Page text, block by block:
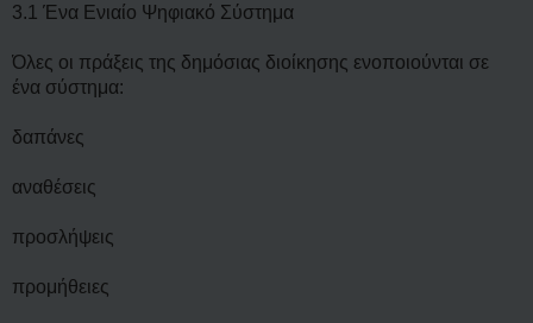
3.1 Ένα Ενιαίο Ψηφιακό Σύστημα
Όλες οι πράξεις της δημόσιας διοίκησης ενοποιούνται σε
ένα σύστημα:
δαπάνες
αναθέσεις
προσλήψεις
προμήθειες